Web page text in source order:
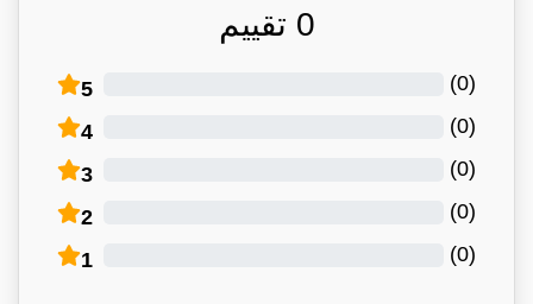
0 تقييم
5 (
0
)
4 (
0
)
3 (
0
)
2 (
0
)
1 (
0
)